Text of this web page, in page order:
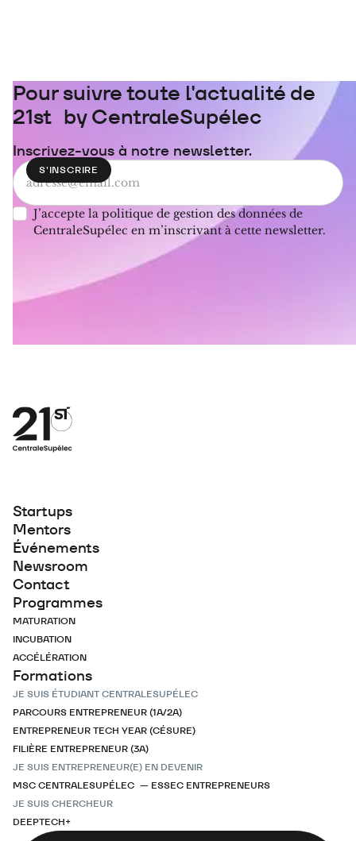
Pour suivre toute l'actualité de
21st by CentraleSupélec
Inscrivez-vous à notre newsletter.
J’accepte la politique de gestion des données de
CentraleSupélec en m’inscrivant à cette newsletter.
Startups
Mentors
Événements
Newsroom
Contact
Programmes
MATURATION
INCUBATION
ACCÉLÉRATION
Formations
JE SUIS ÉTUDIANT CENTRALESUPÉLEC
PARCOURS ENTREPRENEUR (1A/2A)
ENTREPRENEUR TECH YEAR (CÉSURE)
FILIÈRE ENTREPRENEUR (3A)
JE SUIS ENTREPRENEUR(E) EN DEVENIR
MSC CENTRALESUPÉLEC — ESSEC ENTREPRENEURS
JE SUIS CHERCHEUR
DEEPTECH+